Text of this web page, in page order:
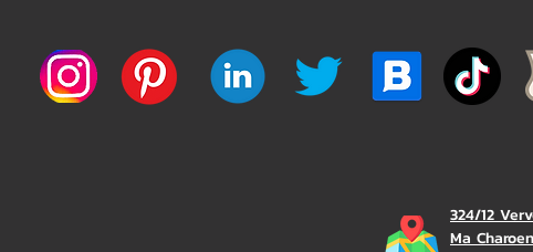
324/12
Ma